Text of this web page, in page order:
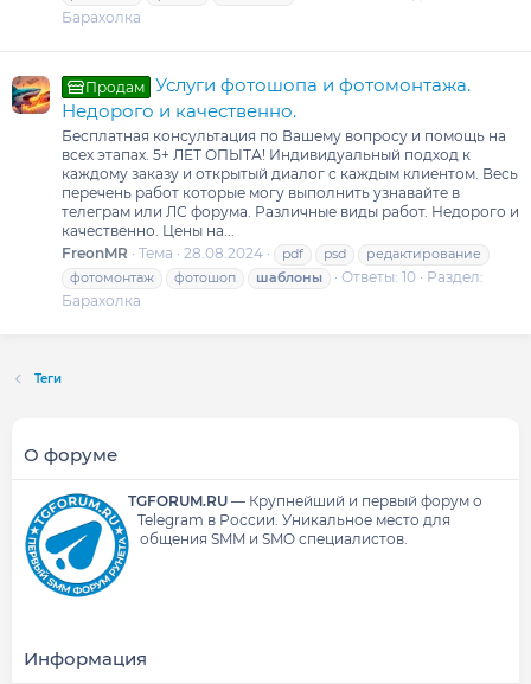
Барахолка
Продам
Услуги фотошопа и фотомонтажа.
Недорого и качественно.
Бесплатная консультация по Вашему вопросу и помощь на
всех этапах. 5+ ЛЕТ ОПЫТА! Индивидуальный подход к
каждому заказу и открытый диалог с каждым клиентом. Весь
перечень работ которые могу выполнить узнавайте в
телеграм или ЛС форума. Различные виды работ. Недорого и
качественно. Цены на...
FreonMR
Тема 28.08.2024 pdf psd
редактирование
фотомонтаж
фотошоп шаблоны Ответы: 10
Раздел:
Барахолка
Теги
О форуме
TGFORUM.RU— Крупнейший и первый форум о
Telegram в России. Уникальное место для
общения SMM и SMO специалистов.
Информация